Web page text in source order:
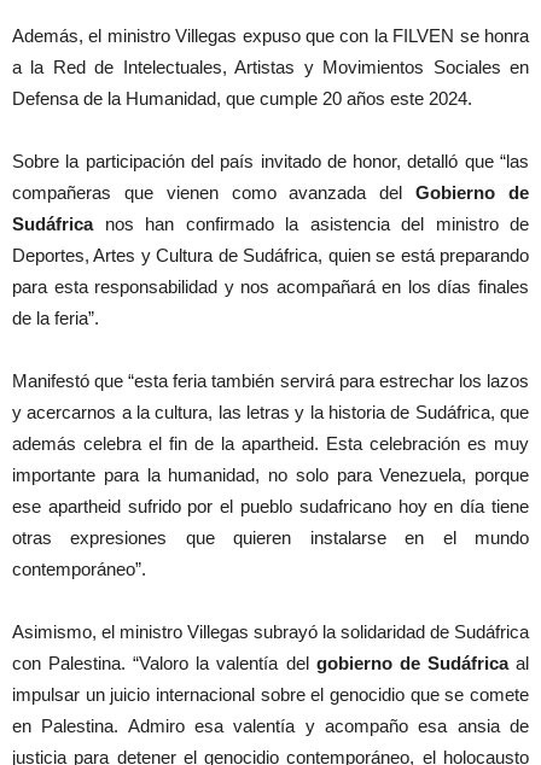
Además, el ministro Villegas expuso que con la FILVEN se honra
a la Red de Intelectuales, Artistas y Movimientos Sociales en
Defensa de la Humanidad, que cumple 20 años este 2024.
Sobre la participación del país invitado de honor, detalló que “las
compañeras que vienen como avanzada delGobierno de
Sudáfricanos han confirmado la asistencia del ministro de
Deportes, Artes y Cultura de Sudáfrica, quien se está preparando
para esta responsabilidad y nos acompañará en los días finales
de la feria”.
Manifestó que “esta feria también servirá para estrechar los lazos
y acercarnos a la cultura, las letras y la historia de Sudáfrica, que
además celebra el fin de la apartheid. Esta celebración es muy
importante para la humanidad, no solo para Venezuela, porque
ese apartheid sufrido por el pueblo sudafricano hoy en día tiene
otras expresiones que quieren instalarse en el mundo
contemporáneo”.
Asimismo, el ministro Villegas subrayó la solidaridad de Sudáfrica
con Palestina. “Valoro la valentía del gobierno de Sudáfricaal
impulsar un juicio internacional sobre el genocidio que se comete
en Palestina. Admiro esa valentía y acompaño esa ansia de
justicia para detener el genocidio contemporáneo, el holocausto